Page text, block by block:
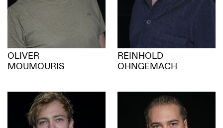
OLIVER
MOUMOURIS
REINHOLD
OHNGEMACH